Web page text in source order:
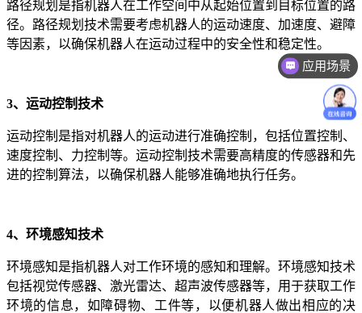
路径规划是指机器人在工作空间中从起始位置到目标位置的路
径。路径规划技术需要考虑机器人的运动速度、加速度、避障
等因素，以确保机器人在运动过程中的安全性和稳定性。
3、运动控制技术
运动控制是指对机器人的运动进行准确控制，包括位置控制、
速度控制、力控制等。运动控制技术需要高精度的传感器和先
进的控制算法，以确保机器人能够准确地执行任务。
4、环境感知技术
环境感知是指机器人对工作环境的感知和理解。环境感知技术
包括视觉传感器、激光雷达、超声波传感器等，用于获取工作
环境的信息，如障碍物、工件等，以便机器人做出相应的决
应用场景